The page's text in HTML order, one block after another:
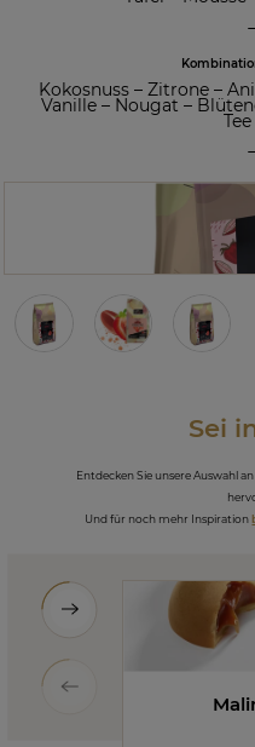
Kokosnuss– Zitrone–
Vanille– Nougat –
Sei
Entdecken Sie unsere Auswahl
Und für noch mehr Inspiration